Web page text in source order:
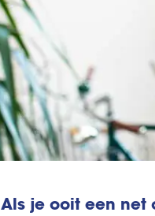
Als je ooit een net